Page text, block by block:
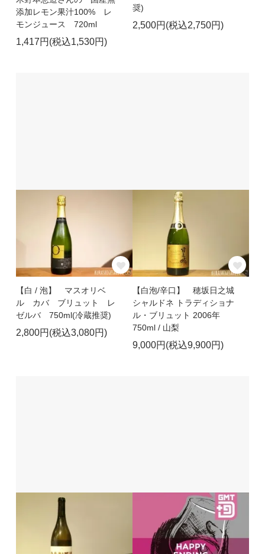
添加レモン果汁100% レ
モンジュース 720ml
1,417円(税込1,530円)
奨)
2,500円(税込2,750円)
【白 / 泡】 マスオリベ
ル カバ ブリュット レ
ゼルバ 750ml(冷蔵推奨)
2,800円(税込3,080円)
【白泡/辛口】 穂坂日之城
シャルドネ トラディショナ
ル・ブリュット 2006年
750ml / 山梨
9,000円(税込9,900円)